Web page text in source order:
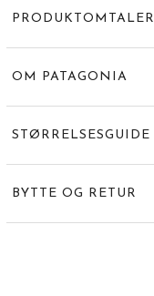
PRODUKTOMTALER
OM PATAGONIA
STØRRELSESGUIDE
BYTTE OG RETUR